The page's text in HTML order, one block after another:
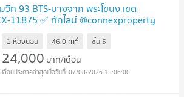
วิท 93 BTS-บางจาก พระโขนง เขต
11875 ✅ ทักไลน์ @connexproperty
ชีพ ✅
1 ห้องนอน 46.0 m2 ชั้น 5
24,000 บาท/เดือน
07/08/2026 15:06:00